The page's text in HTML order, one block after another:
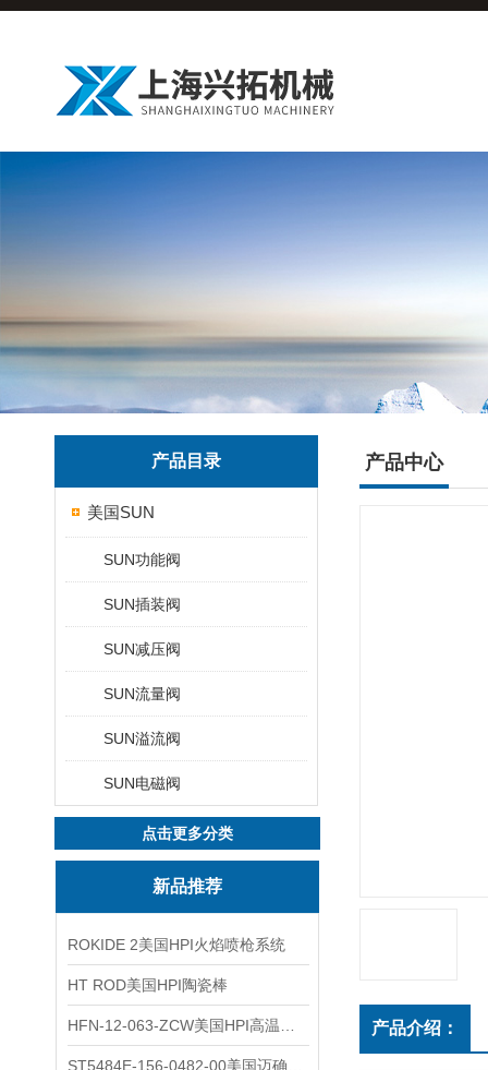
产品目录
美国SUN
SUN功能阀
SUN插装阀
SUN减压阀
SUN流量阀
SUN溢流阀
SUN电磁阀
点击更多分类
新品推荐
ROKIDE 2美国HPI火焰喷枪系统
HT ROD美国HPI陶瓷棒
产品中心
产品介绍：